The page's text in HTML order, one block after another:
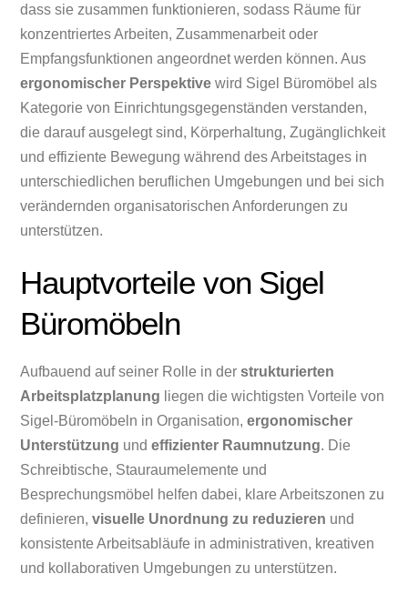
dass sie zusammen funktionieren, sodass Räume für
konzentriertes Arbeiten, Zusammenarbeit oder
Empfangsfunktionen angeordnet werden können. Aus
ergonomischer Perspektive wird Sigel Büromöbel als
Kategorie von Einrichtungsgegenständen verstanden,
die darauf ausgelegt sind, Körperhaltung, Zugänglichkeit
und effiziente Bewegung während des Arbeitstages in
unterschiedlichen beruflichen Umgebungen und bei sich
verändernden organisatorischen Anforderungen zu
unterstützen.
Hauptvorteile von Sigel
Büromöbeln
Aufbauend auf seiner Rolle in derstrukturierten
Arbeitsplatzplanung liegen die wichtigsten Vorteile von
Sigel-Büromöbeln in Organisation,ergonomischer
Unterstützung undeffizienter Raumnutzung. Die
Schreibtische, Stauraumelemente und
Besprechungsmöbel helfen dabei, klare Arbeitszonen zu
definieren,visuelle Unordnung zu reduzieren und
konsistente Arbeitsabläufe in administrativen, kreativen
und kollaborativen Umgebungen zu unterstützen.